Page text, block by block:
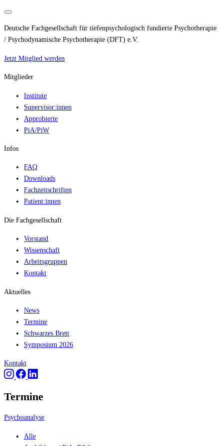
Deutsche Fachgesellschaft für tiefenpsychologisch fundierte Psychotherapie
/ Psychodynamische Psychotherapie (DFT) e.V.
Jetzt Mitglied werden
Mitglieder
Institute
Supervisor:innen
Approbierte
PiA/PiW
Infos
FAQ
Downloads
Fachzeitschriften
Patient:innen
Die Fachgesellschaft
Vorstand
Wissenschaft
Arbeitsgruppen
Kontakt
Aktuelles
News
Termine
Schwarzes Brett
Symposium 2026
Kontakt
Termine
Psychoanalyse
Alle